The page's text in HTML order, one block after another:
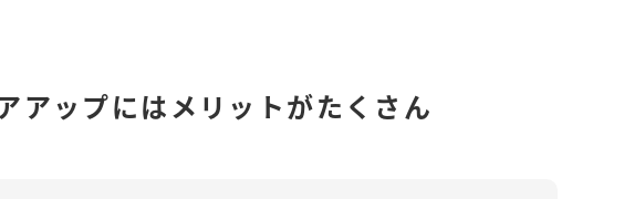
アップにはメリットがたくさん